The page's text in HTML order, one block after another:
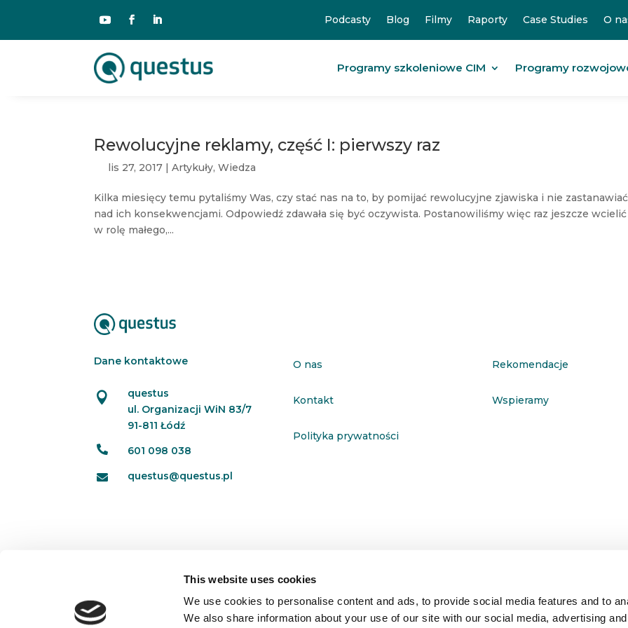
This website uses cookies
We use cookies to personalise content and ads, to provide social media features and to
We also share information about your use of our site with our social media, advertising
Podcasty Blog Filmy Raporty Case Studies O
Programy szkoleniowe CIM Programy
Rewolucyjne reklamy, część I: pierwszy raz
lis 27, 2017 |Artykuły,Wiedza
Kilka miesięcy temu pytaliśmy Was, czy stać nas na to, by pomijać rewolucyjne zjawiska i nie
nad ich konsekwencjami. Odpowiedź zdawała się być oczywista. Postanowiliśmy więc raz jeszcze
w rolę małego,...
Dane kontaktowe

questus
ul. Organizacji WiN 83/7
91-811 Łódź
 601 098 038
 questus@questus.pl
O nas
Kontakt
Polityka prywatności
Rekomendacje
Wspieramy